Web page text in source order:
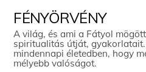
content
FÉNYÖRVÉNY
A világ, és ami a Fátyol
spiritualitás útját,
mindennapi életedben, hogy
mélyebb valóságot.